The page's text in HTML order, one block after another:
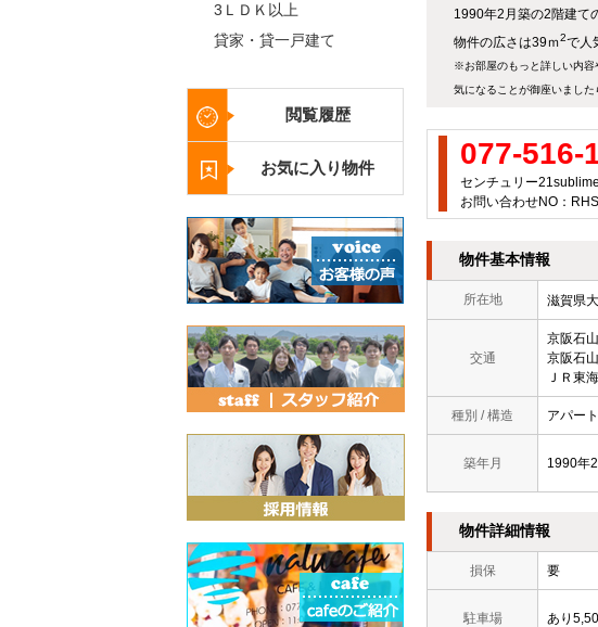
1990年2月築の2階建て
物件の広さは39ｍ2で人
※お部屋のもっと詳しい内容
気になることが御座いまし
077-516-
センチュリー
お問い合わせNO：
物件基本情報
所在地 滋賀県
交通
京阪石
京阪石
ＪＲ東
種別 / 構造 アパー
築年月 1990年
物件詳細情報
損保 要
駐車場 あり
3ＬＤＫ以上
貸家・貸一戸建て
閲覧履歴
お気に入り物件